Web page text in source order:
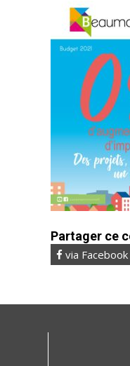
Partager ce
via Facebook